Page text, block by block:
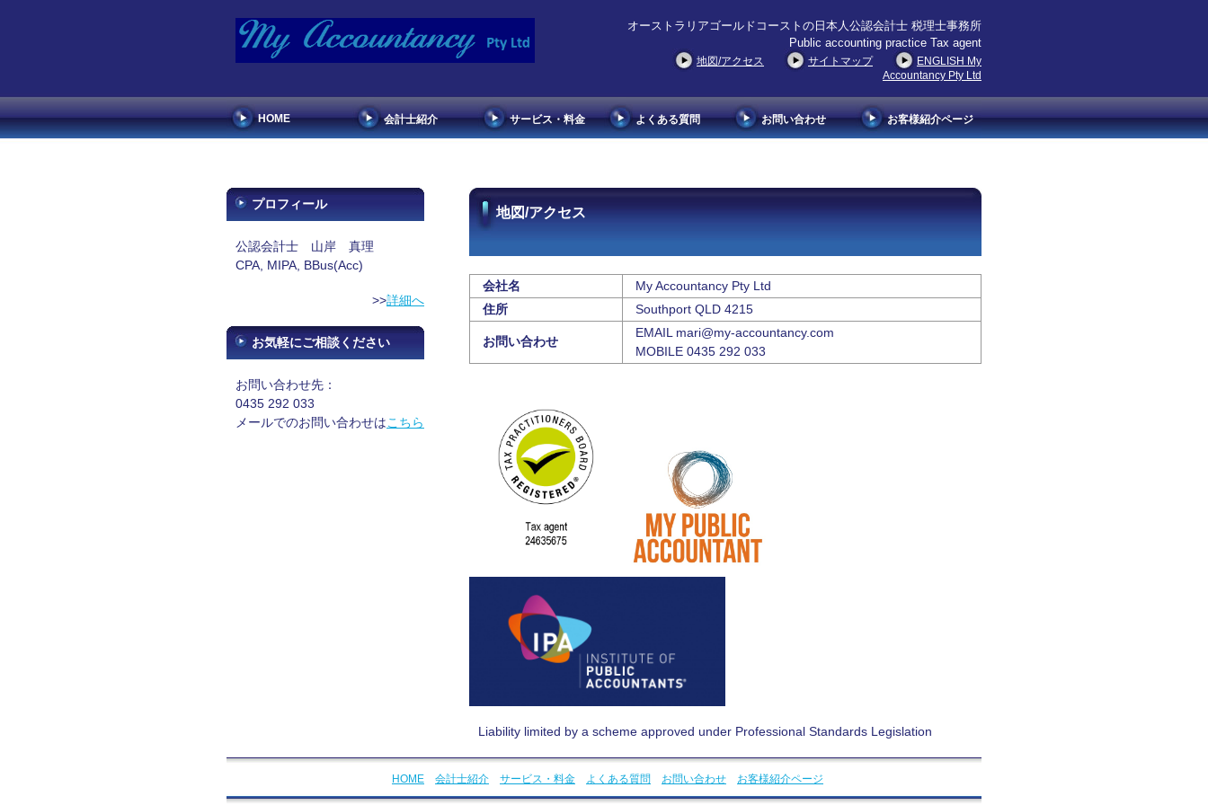
オーストラリアゴールドコーストの日本人公認会計士 税理士事務所
Public accounting practice Tax agent
地図/アクセス
サイトマップ
ENGLISH My
Accountancy Pty Ltd
HOME 会計士紹介 サービス・料金 よくある質問 お問い合わせ お客様紹介ページ
地図/アクセス
会社名
My Accountancy Pty Ltd
住所
Southport QLD 4215
お問い合わせ
EMAIL mari@my-accountancy.com
MOBILE 0435 292 033
Liability limited by a scheme approved under Professional Standards Legislation
プロフィール
公認会計士 山岸 真理
CPA, MIPA, BBus(Acc)
>>詳細へ
お気軽にご相談ください
お問い合わせ先：
0435 292 033
メールでのお問い合わせはこちら
HOME 会計士紹介 サービス・料金 よくある質問 お問い合わせ お客様紹介ページ